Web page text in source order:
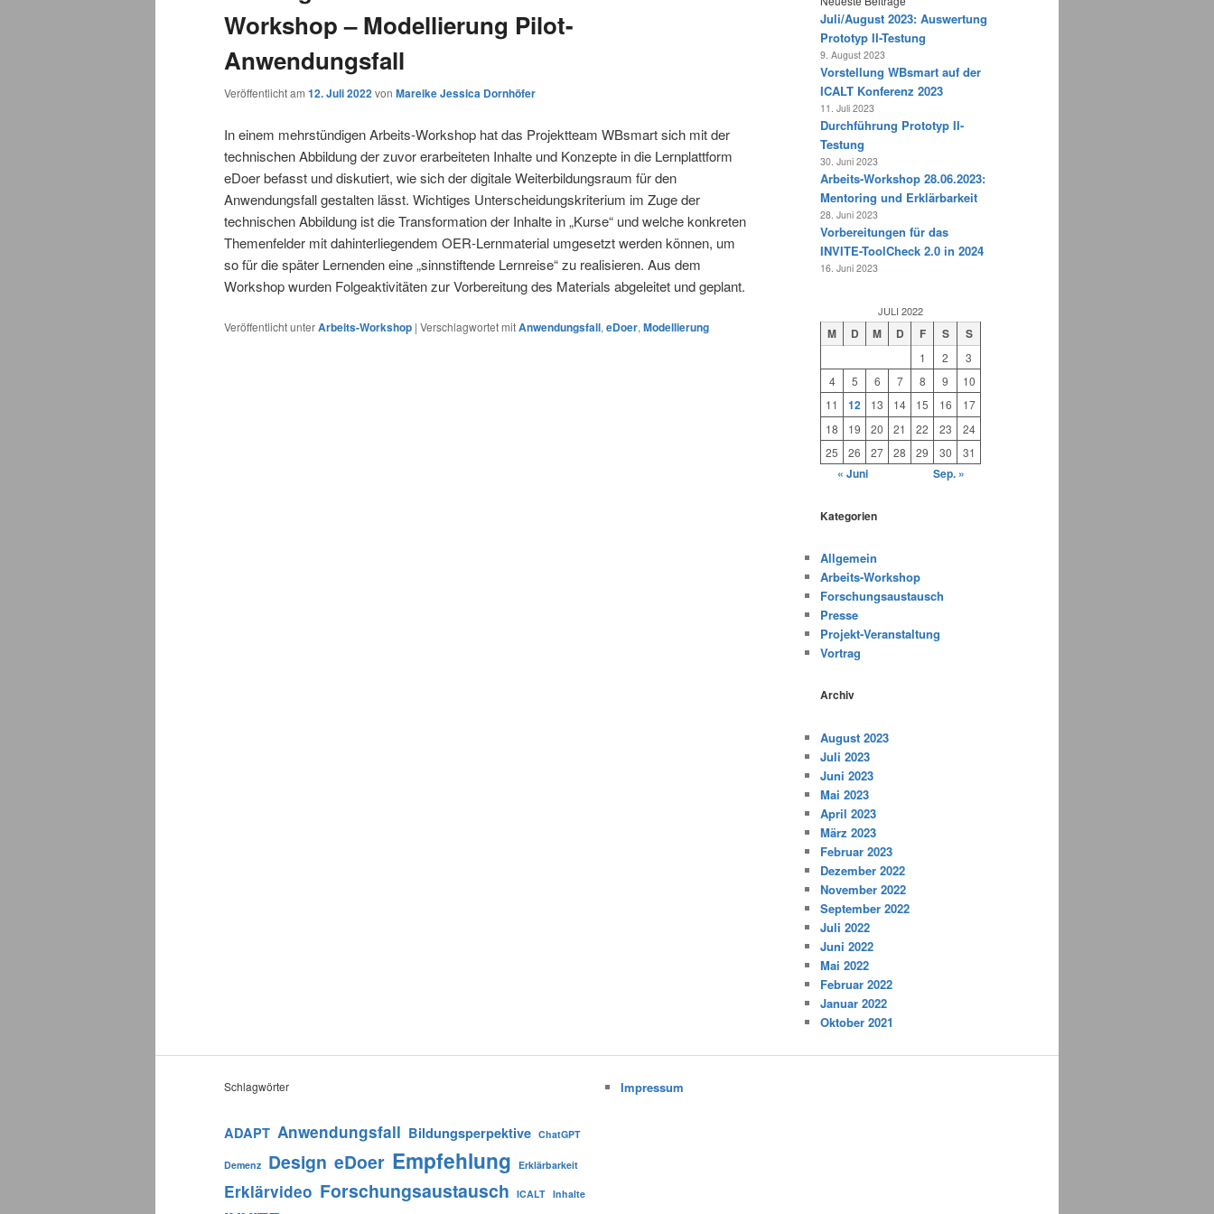
Workshop – Modellierung Pilot-
Anwendungsfall
Veröffentlicht am 12. Juli 2022von Mareike Jessica Dornhöfer
In einem mehrstündigen Arbeits-Workshop hat das Projektteam WBsmart sich mit der
technischen Abbildung der zuvor erarbeiteten Inhalte und Konzepte in die Lernplattform
eDoer befasst und diskutiert, wie sich der digitale Weiterbildungsraum für den
Anwendungsfall gestalten lässt. Wichtiges Unterscheidungskriterium im Zuge der
technischen Abbildung ist die Transformation der Inhalte in „Kurse“ und welche konkreten
Themenfelder mit dahinterliegendem OER-Lernmaterial umgesetzt werden können, um
so für die später Lernenden eine „sinnstiftende Lernreise“ zu realisieren. Aus dem
Workshop wurden Folgeaktivitäten zur Vorbereitung des Materials abgeleitet und geplant.
Veröffentlicht unterArbeits-Workshop | Verschlagwortet mitAnwendungsfall, eDoer, Modellierung
Juli/August 2023: Auswertung
Prototyp II-Testung
9. August 2023
Vorstellung WBsmart auf der
ICALT Konferenz 2023
11. Juli 2023
Durchführung Prototyp II-
Testung
30. Juni 2023
Arbeits-Workshop 28.06.2023:
Mentoring und Erklärbarkeit
28. Juni 2023
Vorbereitungen für das
INVITE-ToolCheck 2.0 in 2024
16. Juni 2023
JULI 2022
M D M D F S S
1 2
3
4
5 6 7 8 9
10
11
12 13 14 15 16
17
18
19 20 21 22 23
24
25
26 27 28 29 30 31
« Juni Sep. »
Kategorien
Allgemein
Arbeits-Workshop
Forschungsaustausch
Presse
Projekt-Veranstaltung
Vortrag
Archiv
August 2023
Juli 2023
Juni 2023
Mai 2023
April 2023
März 2023
Februar 2023
Dezember 2022
November 2022
September 2022
Juli 2022
Juni 2022
Mai 2022
Februar 2022
Januar 2022
Oktober 2021
Schlagwörter
ADAPT Anwendungsfall Bildungsperpektive ChatGPT
Demenz Design eDoer Empfehlung Erklärbarkeit
Erklärvideo Forschungsaustausch ICALT Inhalte
Impressum